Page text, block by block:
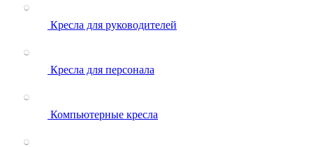
Кресла для руководителей
Кресла для персонала
Компьютерные кресла